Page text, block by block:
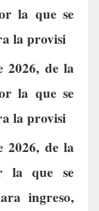
la que se
la provisi
2026, de la
la que se
la provisi
2026, de la
la que se
ingreso,